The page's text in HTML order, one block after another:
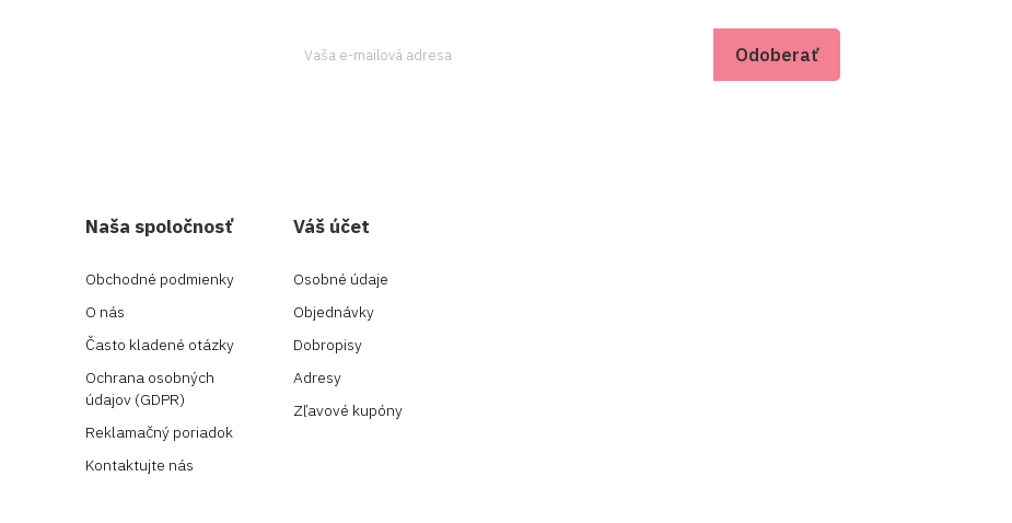
Naša spoločnosť
Obchodné podmienky
O nás
Často kladené otázky
Ochrana osobných
údajov (GDPR)
Reklamačný poriadok
Kontaktujte nás
Váš účet
Osobné údaje
Objednávky
Dobropisy
Adresy
Zľavové kupóny